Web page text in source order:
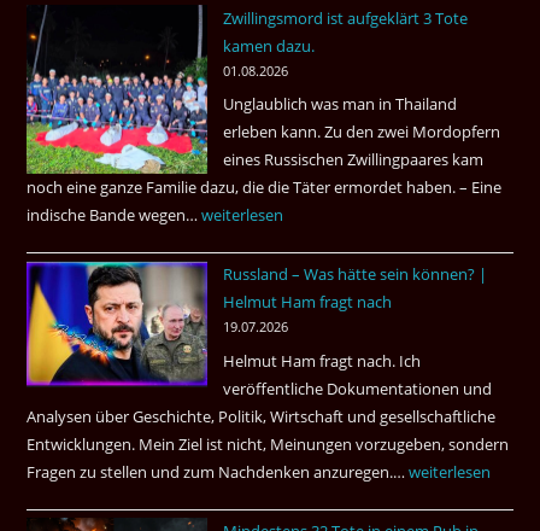
Jahren,
ist
der
Mörder
wieder
frei
?
Zwillingsmord ist aufgeklärt 3 Tote
kamen dazu.
01.08.2026
Unglaublich was man in Thailand
erleben kann. Zu den zwei Mordopfern
eines Russischen Zwillingpaares kam
noch eine ganze Familie dazu, die die Täter ermordet haben. – Eine
indische Bande wegen…Zwillingsmord
aufgeklärt
3
Tote
kamen
dazu.
weiterlesen
Russland – Was hätte sein können? |
Helmut Ham fragt nach
19.07.2026
Helmut Ham fragt nach. Ich
veröffentliche Dokumentationen und
Analysen über Geschichte, Politik, Wirtschaft und gesellschaftliche
Entwicklungen. Mein Ziel ist nicht, Meinungen vorzugeben, sondern
Fragen zu stellen und zum Nachdenken anzuregen.…Russland
weiterlesen